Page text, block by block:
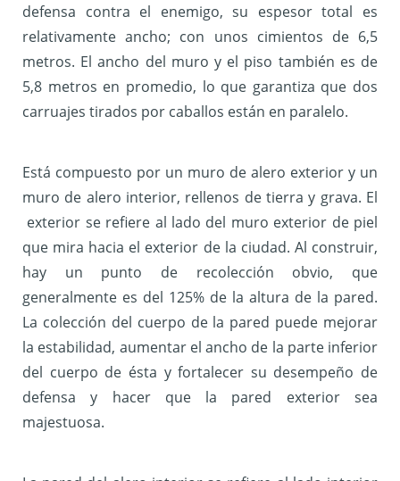
defensa contra el enemigo, su espesor total es
relativamente ancho; con unos cimientos de 6,5
metros. El ancho del muro y el piso también es de
5,8 metros en promedio, lo que garantiza que dos
carruajes tirados por caballos están en paralelo.
Está compuesto por un muro de alero exterior y un
muro de alero interior, rellenos de tierra y grava. El
exterior se refiere al lado del muro exterior de piel
que mira hacia el exterior de la ciudad. Al construir,
hay un punto de recolección obvio, que
generalmente es del 125% de la altura de la pared.
La colección del cuerpo de la pared puede mejorar
la estabilidad, aumentar el ancho de la parte inferior
del cuerpo de ésta y fortalecer su desempeño de
defensa y hacer que la pared exterior sea
majestuosa.